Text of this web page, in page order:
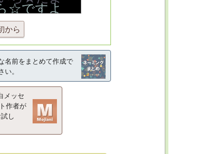
から
名前をまとめて作成で
い。
メッセ
作者が
し